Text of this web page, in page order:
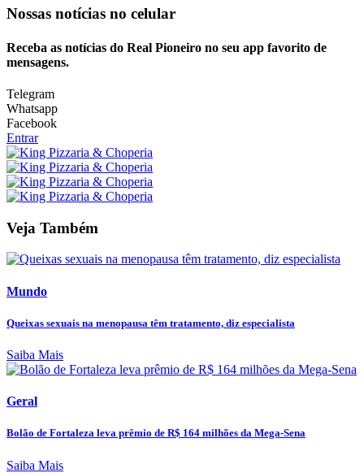
Nossas notícias no celular
Receba as notícias do Real Pioneiro no seu app favorito de
mensagens.
Telegram
Whatsapp
Facebook
Entrar
Veja Também
Mundo
Queixas sexuais na menopausa têm tratamento, diz especialista
Saiba Mais
Geral
Bolão de Fortaleza leva prêmio de R$ 164 milhões da Mega-Sena
Saiba Mais